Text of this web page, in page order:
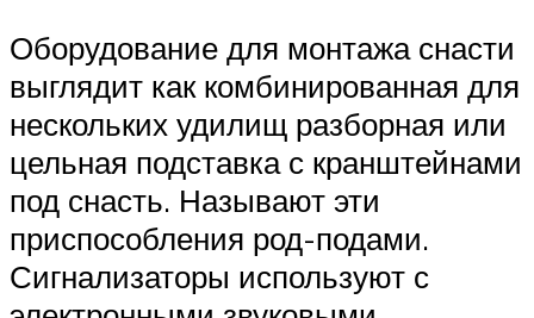
Оборудование для монтажа снасти
выглядит как комбинированная для
нескольких удилищ разборная или
цельная подставка с кранштейнами
под снасть. Называют эти
приспособления род-подами.
Сигнализаторы используют с